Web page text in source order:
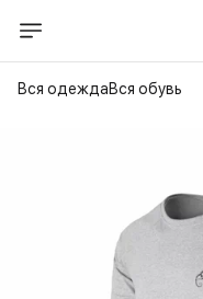
Вся одеждаВся обувь